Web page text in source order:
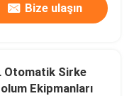
Bize ulaşın
Otomatik Sirke
Ekipmanları